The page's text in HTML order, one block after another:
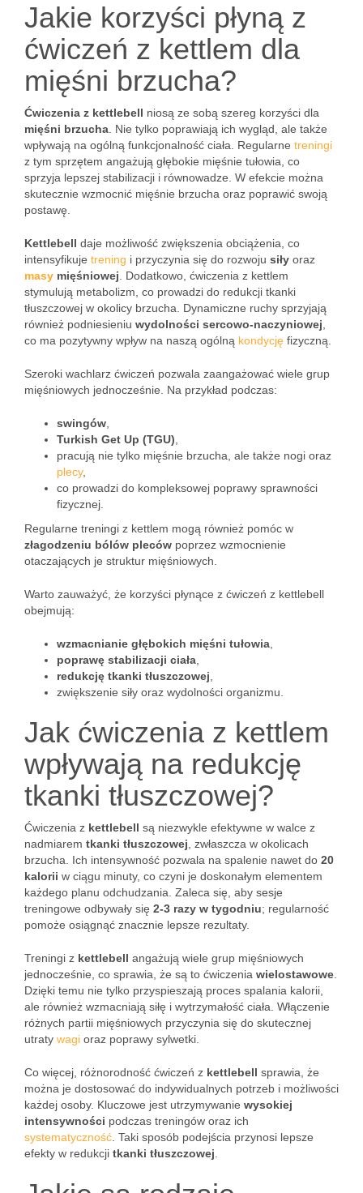
Jakie korzyści płyną z
ćwiczeń z kettlem dla
mięśni brzucha?
Ćwiczenia z kettlebell niosą ze sobą szereg korzyści dla
mięśni brzucha . Nie tylko poprawiają ich wygląd, ale także
wpływają na ogólną funkcjonalność ciała. Regularne treningi
z tym sprzętem angażują głębokie mięśnie tułowia, co
sprzyja lepszej stabilizacji i równowadze. W efekcie można
skutecznie wzmocnić mięśnie brzucha oraz poprawić swoją
postawę.
Kettlebell daje możliwość zwiększenia obciążenia, co
intensyfikuje trening i przyczynia się do rozwoju siły oraz
masy mięśniowej . Dodatkowo, ćwiczenia z kettlem
stymulują metabolizm, co prowadzi do redukcji tkanki
tłuszczowej w okolicy brzucha. Dynamiczne ruchy sprzyjają
również podniesieniu wydolności sercowo-naczyniowej
co ma pozytywny wpływ na naszą ogólną kondycję fizyczną.
Szeroki wachlarz ćwiczeń pozwala zaangażować wiele grup
mięśniowych jednocześnie. Na przykład podczas:
swingów
Turkish Get Up (TGU)
pracują nie tylko mięśnie brzucha, ale także nogi oraz
plecy,
co prowadzi do kompleksowej poprawy sprawności
fizycznej.
Regularne treningi z kettlem mogą również pomóc w
złagodzeniu bólów pleców poprzez wzmocnienie
otaczających je struktur mięśniowych.
Warto zauważyć, że korzyści płynące z ćwiczeń z kettlebell
obejmują:
wzmacnianie głębokich mięśni tułowia
poprawę stabilizacji ciała
redukcję tkanki tłuszczowej
zwiększenie siły oraz wydolności organizmu.
Jak ćwiczenia z kettlem
wpływają na redukcję
tkanki tłuszczowej?
Ćwiczenia z kettlebell są niezwykle efektywne w walce z
nadmiarem tkanki tłuszczowej , zwłaszcza w okolicach
brzucha. Ich intensywność pozwala na spalenie nawet do 20
kalorii w ciągu minuty, co czyni je doskonałym elementem
każdego planu odchudzania. Zaleca się, aby sesje
treningowe odbywały się 2-3 razy w tygodniu; regularność
pomoże osiągnąć znacznie lepsze rezultaty.
Treningi z kettlebell angażują wiele grup mięśniowych
jednocześnie, co sprawia, że są to ćwiczenia wielostawowe
Dzięki temu nie tylko przyspieszają proces spalania kalorii,
ale również wzmacniają siłę i wytrzymałość ciała. Włączenie
różnych partii mięśniowych przyczynia się do skutecznej
utraty wagi oraz poprawy sylwetki.
Co więcej, różnorodność ćwiczeń z kettlebell sprawia, że
można je dostosować do indywidualnych potrzeb i możliwości
każdej osoby. Kluczowe jest utrzymywanie wysokiej
intensywności podczas treningów oraz ich
systematyczność . Taki sposób podejścia przynosi lepsze
efekty w redukcji tkanki tłuszczowej